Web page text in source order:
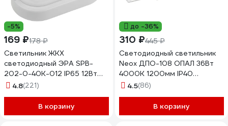
-5%
169 ₽178 ₽
Светильник ЖКХ
светодиодный ЭРА SPB-
202-0-40K-012 IP65 12Вт
4000К 195x95 овал
4.8(221)
В корзину
до -36%
310 ₽445 ₽
Светодиодный светильник
Neox ДПО-108 ОПАЛ 36Вт
4000К 1200мм IP40
4690612039183
4.5(86)
В корзину